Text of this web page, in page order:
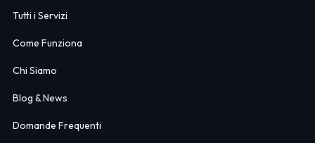
Tutti i Servizi
Come Funziona
Chi Siamo
Blog & News
Domande Frequenti